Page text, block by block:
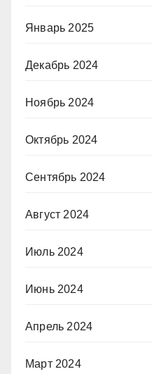
Январь 2025
Декабрь 2024
Ноябрь 2024
Октябрь 2024
Сентябрь 2024
Август 2024
Июль 2024
Июнь 2024
Апрель 2024
Март 2024